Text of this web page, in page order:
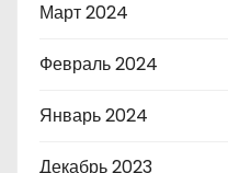
Март 2024
Февраль 2024
Январь 2024
Декабрь 2023